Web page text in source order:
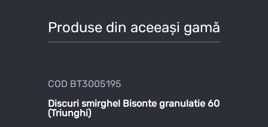
Produse din aceeași gamă
COD BT3005195
Discuri smirghel Bisonte granulatie 60
(Triunghi)